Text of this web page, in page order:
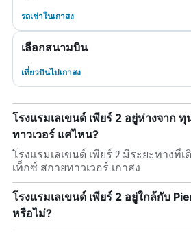
รถเช่าในเกาสง
เลือกสนามบิน
เที่ยวบินไปเกาสง
โรงแรมเลเขนด์ เพียร์ 2 อยู่ห่างจาก
ทาวเวอร์ แค่ไหน?
โรงแรมเลเขนด์ เพียร์ 2 มีระยะทางที่
เท็กซ์ สกายทาวเวอร์ เกาสง
โรงแรมเลเขนด์ เพียร์ 2 อยู่ใกล้กับ
หรือไม่?